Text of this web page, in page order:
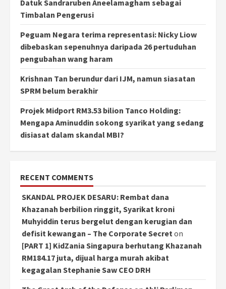
Datuk Sandraruben Aneelamagham sebagai
Timbalan Pengerusi
Peguam Negara terima representasi: Nicky Liow
dibebaskan sepenuhnya daripada 26 pertuduhan
pengubahan wang haram
Krishnan Tan berundur dari IJM, namun siasatan
SPRM belum berakhir
Projek Midport RM3.53 bilion Tanco Holding:
Mengapa Aminuddin sokong syarikat yang sedang
disiasat dalam skandal MBI?
RECENT COMMENTS
SKANDAL PROJEK DESARU: Rembat dana
Khazanah berbilion ringgit, Syarikat kroni
Muhyiddin terus bergelut dengan kerugian dan
defisit kewangan – The Corporate Secreton
[PART 1] KidZania Singapura berhutang Khazanah
RM184.17 juta, dijual harga murah akibat
kegagalan Stephanie Saw CEO DRH